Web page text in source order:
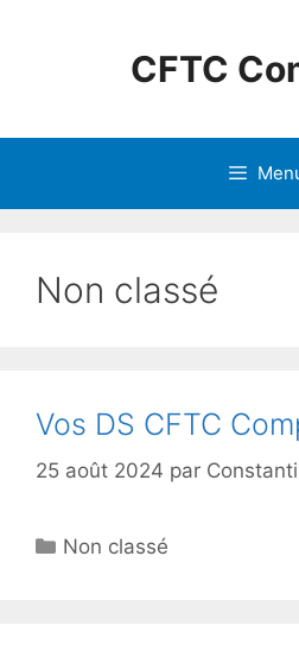
CFTC
Non classé
Vos DS CFTC
25 août 2024 par
Non classé